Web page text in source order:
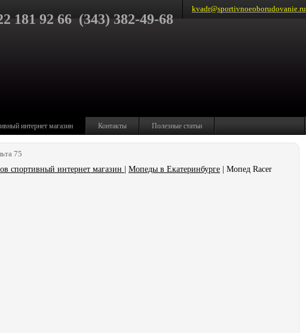
181 92 66 (343) 382-49-68
kvadr@sportivnoeoborudovanie.ru
интернет магазин Контакты Полезные статьи
75
спортивный интернет магазин Мопеды в Екатеринбурге | Мопед Racer